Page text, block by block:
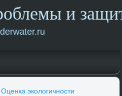
и
экологичности